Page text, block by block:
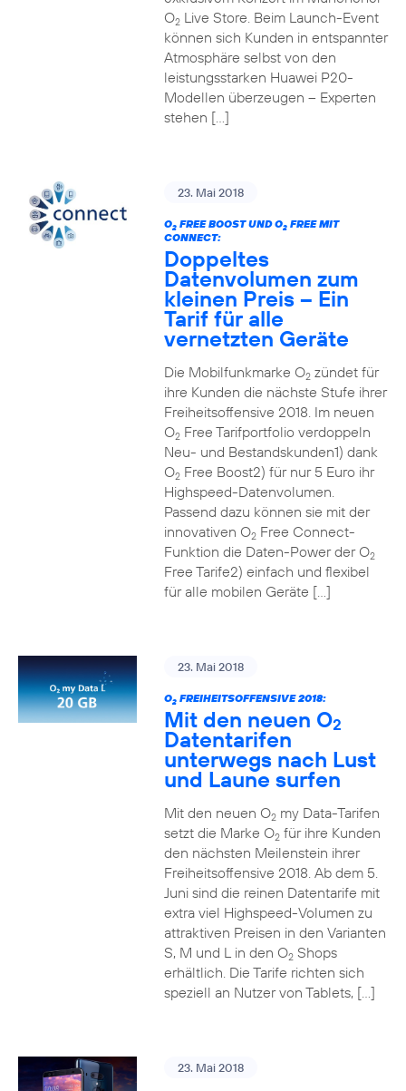
O2Live Store. Beim Launch-Event
können sich Kunden in entspannter
Atmosphäre selbst von den
leistungsstarken Huawei P20-
Modellen überzeugen – Experten
stehen […]
23. Mai 2018
O2FREE BOOST UND O2FREE MIT
CONNECT:
Doppeltes
Datenvolumen zum
kleinen Preis – Ein
Tarif für alle
vernetzten Geräte
Die Mobilfunkmarke O2zündet für
ihre Kunden die nächste Stufe ihrer
Freiheitsoffensive 2018. Im neuen
O2Free Tarifportfolio verdoppeln
Neu- und Bestandskunden1) dank
O2Free Boost2) für nur 5 Euro ihr
Highspeed-Datenvolumen.
Passend dazu können sie mit der
innovativen O2Free Connect-
Funktion die Daten-Power der O2
Free Tarife2) einfach und flexibel
für alle mobilen Geräte […]
23. Mai 2018
O2FREIHEITSOFFENSIVE 2018:
Mit den neuen O2
Datentarifen
unterwegs nach Lust
und Laune surfen
Mit den neuen O2my Data-Tarifen
setzt die Marke O2für ihre Kunden
den nächsten Meilenstein ihrer
Freiheitsoffensive 2018. Ab dem 5.
Juni sind die reinen Datentarife mit
extra viel Highspeed-Volumen zu
attraktiven Preisen in den Varianten
S, M und L in den O2Shops
erhältlich. Die Tarife richten sich
speziell an Nutzer von Tablets, […]
23. Mai 2018